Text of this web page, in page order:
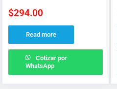
conexiones de 3/4″ hembra
$294.00
Read more
Cotizar por
WhatsApp